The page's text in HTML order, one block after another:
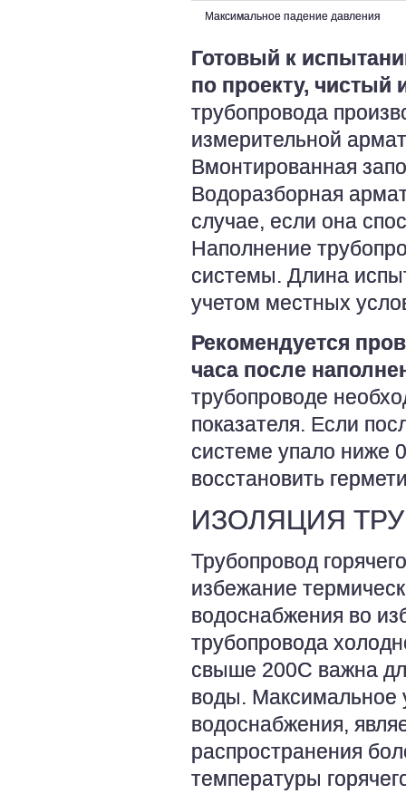
Максимальное падение давления
Готовый к
по проекту,
трубопровода
измерительной
Вмонтированная
Водоразборная
случае, если она
Наполнение
системы. Длина
учетом местных
Рекомендуется
часа после
трубопроводе
показателя. Если
системе упало ниже
восстановить
ИЗОЛЯЦИЯ
Трубопровод
избежание
водоснабжения во
трубопровода
свыше 200С важна
воды. Максимальное
водоснабжения,
распространения
температуры